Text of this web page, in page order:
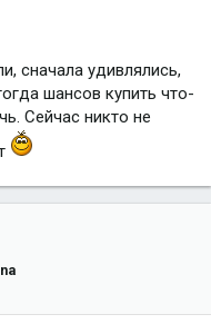
сначала удивлялись,
шансов купить что-
Сейчас никто не